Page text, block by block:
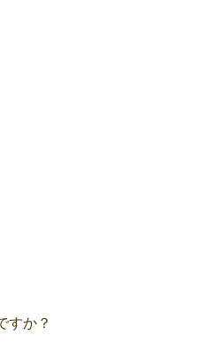
すか？